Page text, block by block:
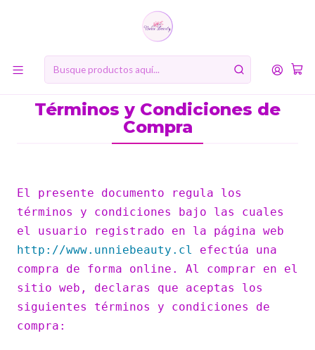
10% de descuento en tu primera compra online. Código: BIENVENIDA10
Términos y Condiciones de Compra
Términos y Condiciones de
Compra
El presente documento regula los
términos y condiciones bajo las cuales
el usuario registrado en la página web
http://www.unniebeauty.cl
efectúa una
compra de forma online. Al comprar en el
sitio web, declaras que aceptas los
siguientes términos y condiciones de
compra: